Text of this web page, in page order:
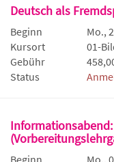
Deutsch als
Beginn
Mo.,
Kursort
01-
Gebühr
Status
Beginn
Mo.,